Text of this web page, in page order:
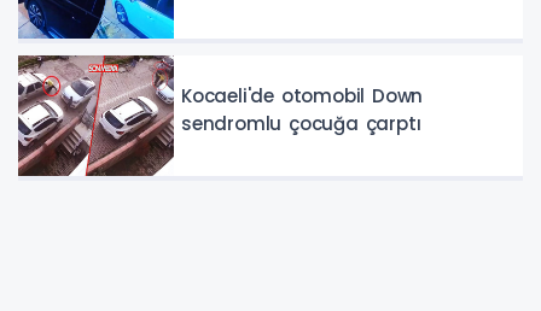
Kocaeli'de otomobil Down
sendromlu çocuğa çarptı